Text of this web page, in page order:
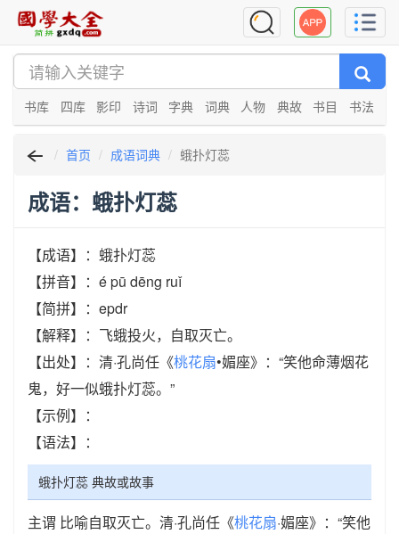
书库 四库 影印 诗词 字典 词典 人物 典故 书目 书法
首页 成语词典 蛾扑灯蕊
成语：蛾扑灯蕊
【成语】：蛾扑灯蕊
【拼音】：é pū dēng ruǐ
【简拼】：epdr
【解释】：飞蛾投火，自取灭亡。
【出处】：清·孔尚任《桃花扇•媚座》：“笑他命薄烟花
鬼，好一似蛾扑灯蕊。”
【示例】：
【语法】：
蛾扑灯蕊 典故或故事
主谓 比喻自取灭亡。清·孔尚任《桃花扇·媚座》：“笑他